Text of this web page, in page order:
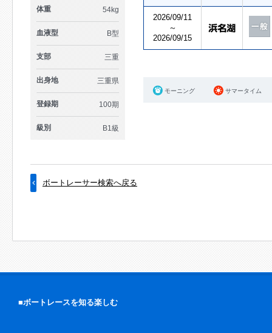
体重 54kg
血液型 B型
支部 三重
出身地 三重県
登録期 100期
級別 B1級
2026/09/11
～
2026/09/15
モーニング サマータイム
ボートレーサー検索へ戻る
■ボートレースを知る楽しむ